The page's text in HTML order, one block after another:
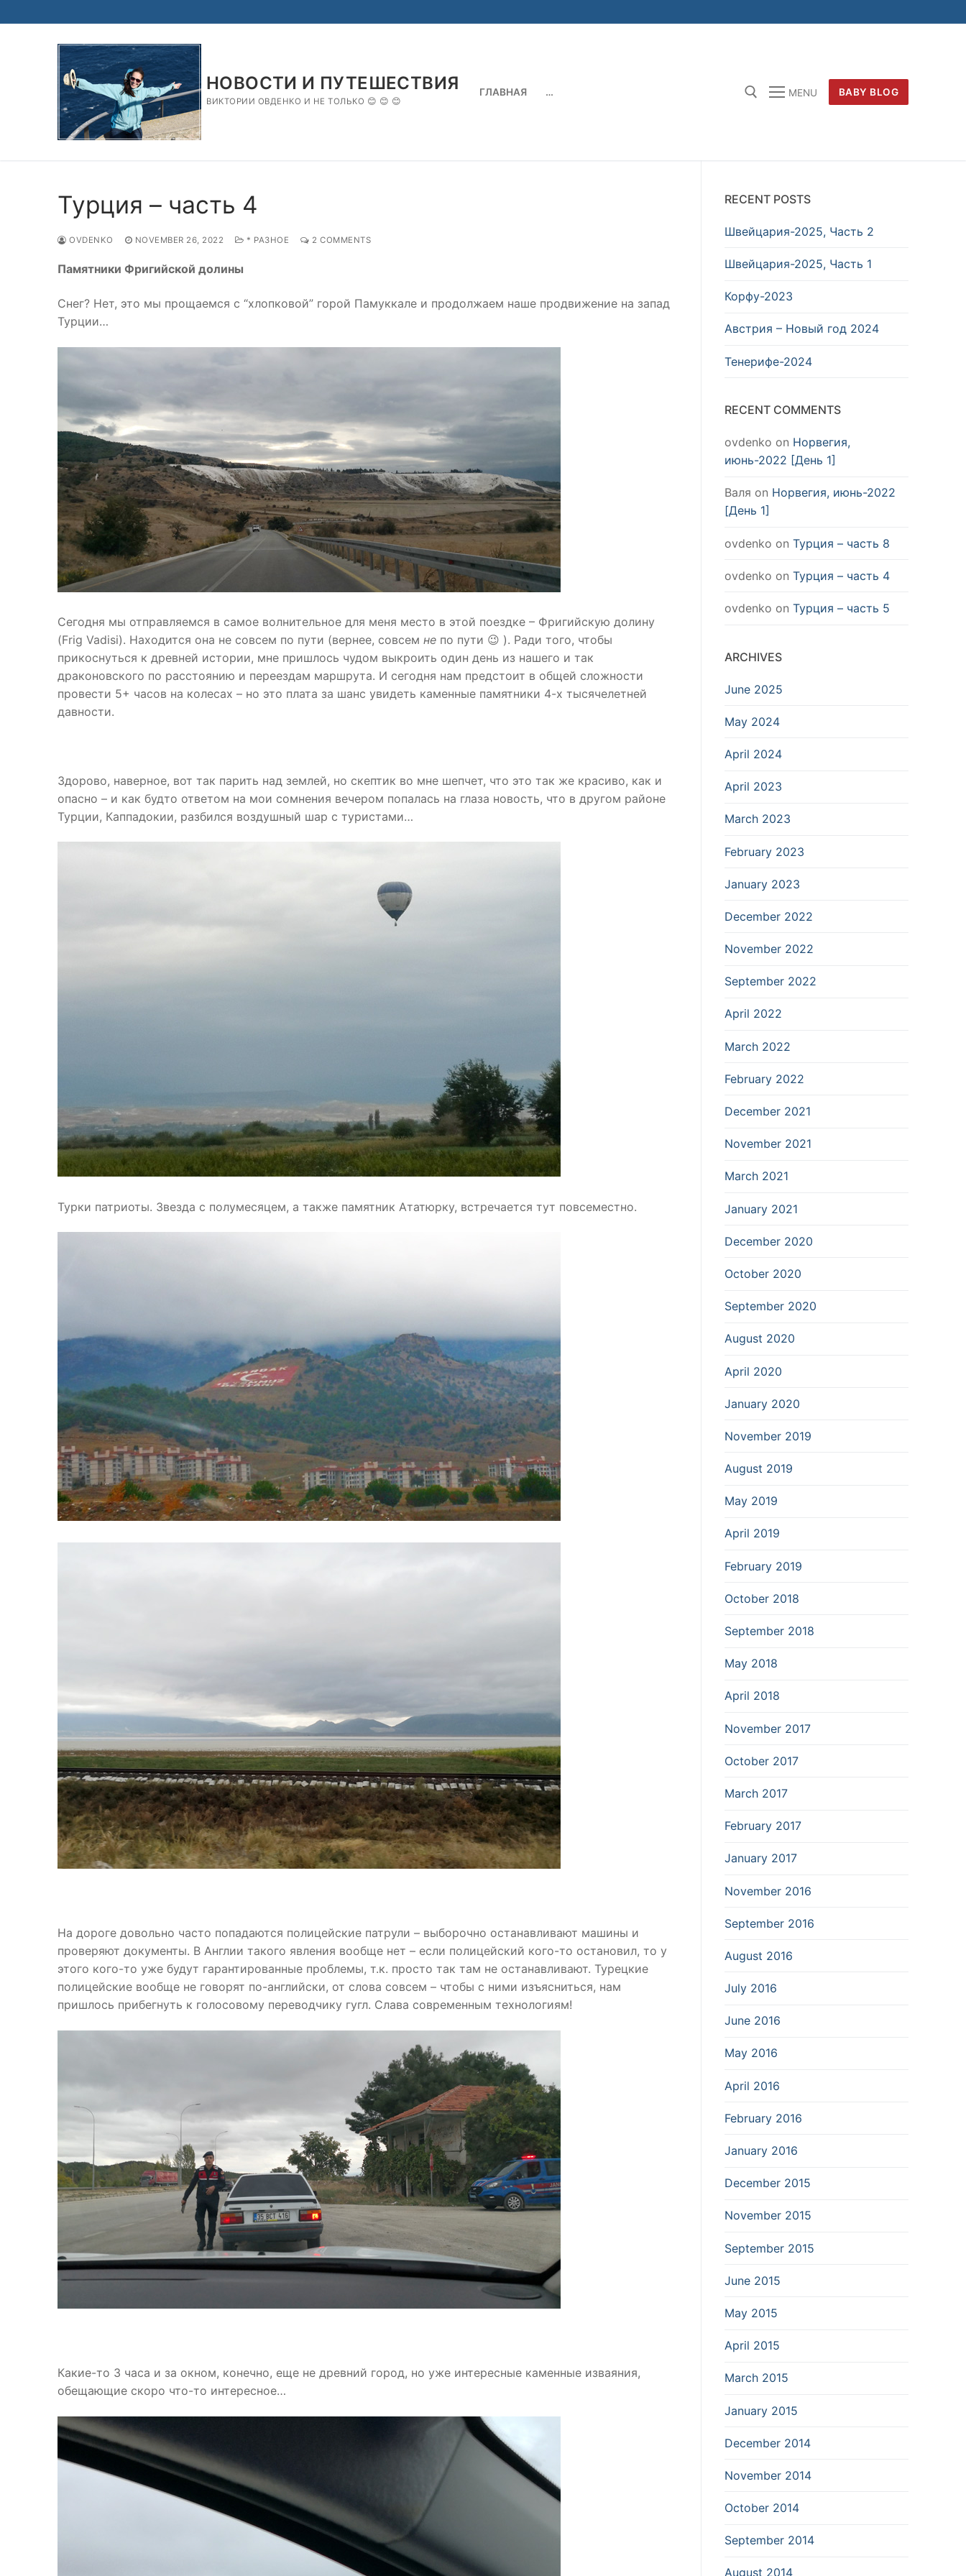
to
НОВОСТИ И ПУТЕШЕСТВИЯ
ВИКТОРИИ ОВДЕНКО И НЕ ТОЛЬКО 😊 😊 😊
ГЛАВНАЯ … MENU BABY BLOG
Турция – часть 4
OVDENKO NOVEMBER 26, 2022 * РАЗНОЕ 2 COMMENTS
Памятники Фригийской долины
Снег? Нет, это мы прощаемся с “хлопковой” горой Памуккале и продолжаем наше продвижение на запад
Турции…
Сегодня мы отправляемся в самое волнительное для меня место в этой поездке – Фригийскую долину
(Frig Vadisi). Находится она не совсем по пути (вернее, совсем не по пути 😉 ). Ради того, чтобы
прикоснуться к древней истории, мне пришлось чудом выкроить один день из нашего и так
драконовского по расстоянию и переездам маршрута. И сегодня нам предстоит в общей сложности
провести 5+ часов на колесах – но это плата за шанс увидеть каменные памятники 4-х тысячелетней
давности.
Здорово, наверное, вот так парить над землей, но скептик во мне шепчет, что это так же красиво, как и
опасно – и как будто ответом на мои сомнения вечером попалась на глаза новость, что в другом районе
Турции, Каппадокии, разбился воздушный шар с туристами…
Турки патриоты. Звезда с полумесяцем, а также памятник Ататюрку, встречается тут повсеместно.
На дороге довольно часто попадаются полицейские патрули – выборочно останавливают машины и
проверяют документы. В Англии такого явления вообще нет – если полицейский кого-то остановил, то у
этого кого-то уже будут гарантированные проблемы, т.к. просто так там не останавливают. Турецкие
полицейские вообще не говорят по-английски, от слова совсем – чтобы с ними изъясниться, нам
пришлось прибегнуть к голосовому переводчику гугл. Слава современным технологиям!
Какие-то 3 часа и за окном, конечно, еще не древний город, но уже интересные каменные изваяния,
обещающие скоро что-то интересное…
RECENT POSTS
Швейцария-2025, Часть 2
Швейцария-2025, Часть 1
Корфу-2023
Австрия – Новый год 2024
Тенерифе-2024
RECENT COMMENTS
ovdenko on Норвегия,
июнь-2022 [День 1]
Валя on Норвегия, июнь-2022
[День 1]
ovdenko on Турция – часть 8
ovdenko on Турция – часть 4
ovdenko on Турция – часть 5
ARCHIVES
June 2025
May 2024
April 2024
April 2023
March 2023
February 2023
January 2023
December 2022
November 2022
September 2022
April 2022
March 2022
February 2022
December 2021
November 2021
March 2021
January 2021
December 2020
October 2020
September 2020
August 2020
April 2020
January 2020
November 2019
August 2019
May 2019
April 2019
February 2019
October 2018
September 2018
May 2018
April 2018
November 2017
October 2017
March 2017
February 2017
January 2017
November 2016
September 2016
August 2016
July 2016
June 2016
May 2016
April 2016
February 2016
January 2016
December 2015
November 2015
September 2015
June 2015
May 2015
April 2015
March 2015
January 2015
December 2014
November 2014
October 2014
September 2014
August 2014